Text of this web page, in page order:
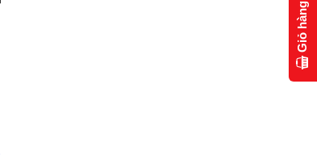
Giỏ hàng